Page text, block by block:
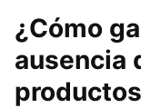
¿Cómo
ausencia